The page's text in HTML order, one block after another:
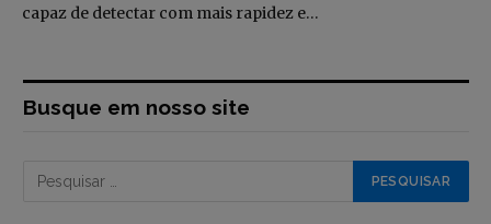
capaz de detectar com mais rapidez e…
Busque em nosso site